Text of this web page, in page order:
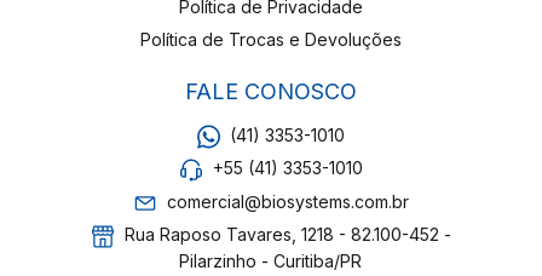
Política de Privacidade
Política de Trocas e Devoluções
FALE CONOSCO
(41) 3353-1010
+55 (41) 3353-1010
comercial@biosystems.com.br
Rua Raposo Tavares, 1218 - 82.100-452 -
Pilarzinho - Curitiba/PR